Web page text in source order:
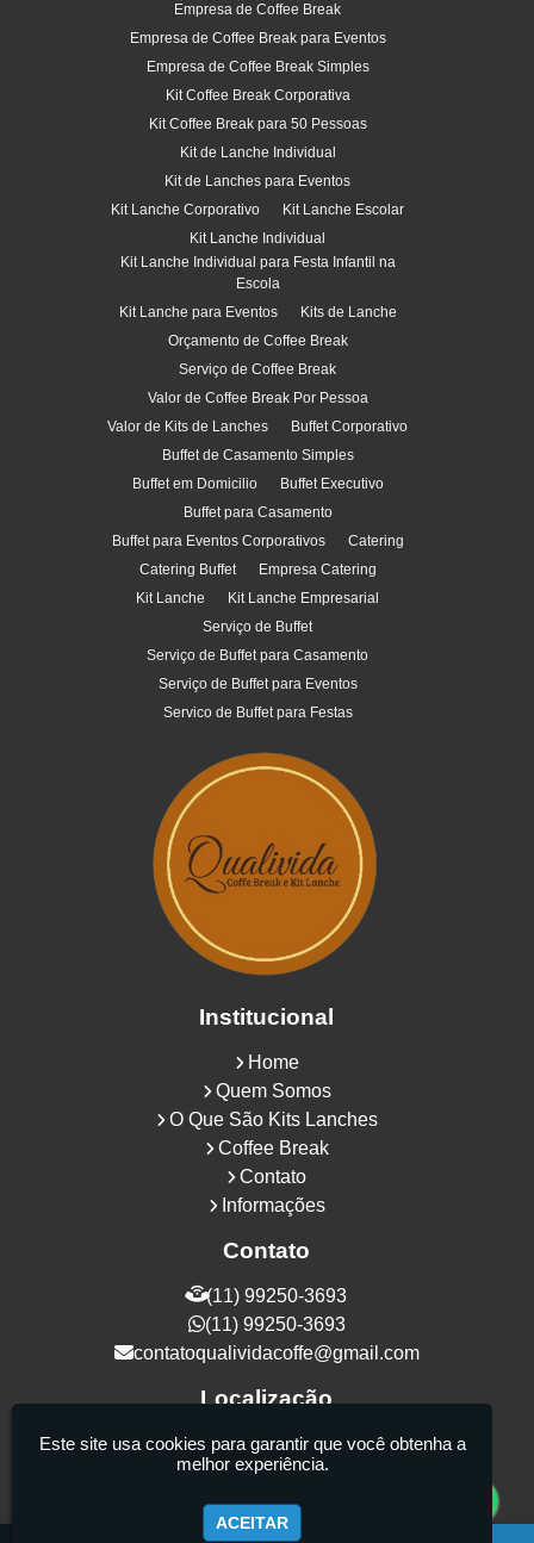
Empresa de Coffee Break
Empresa de Coffee Break para Eventos
Empresa de Coffee Break Simples
Kit Coffee Break Corporativa
Kit Coffee Break para 50 Pessoas
Kit de Lanche Individual
Kit de Lanches para Eventos
Kit Lanche Corporativo
Kit Lanche Escolar
Kit Lanche Individual
Kit Lanche Individual para Festa Infantil na
Escola
Kit Lanche para Eventos
Kits de Lanche
Orçamento de Coffee Break
Serviço de Coffee Break
Valor de Coffee Break Por Pessoa
Valor de Kits de Lanches
Buffet Corporativo
Buffet de Casamento Simples
Buffet em Domicilio
Buffet Executivo
Buffet para Casamento
Buffet para Eventos Corporativos
Catering
Catering Buffet
Empresa Catering
Kit Lanche
Kit Lanche Empresarial
Serviço de Buffet
Serviço de Buffet para Casamento
Serviço de Buffet para Eventos
Servico de Buffet para Festas
Institucional
Home
Quem Somos
O Que São Kits Lanches
Coffee Break
Contato
Informações
Contato
(11) 99250-3693
(11) 99250-3693
contatoqualividacoffe@gmail.com
Localização
Rua Samurais, 27 - Vila Maria Alta - São
Paulo / SP - CEP: 02130-080
Este site usa cookies para garantir que você obtenha a
melhor experiência.
ACEITAR